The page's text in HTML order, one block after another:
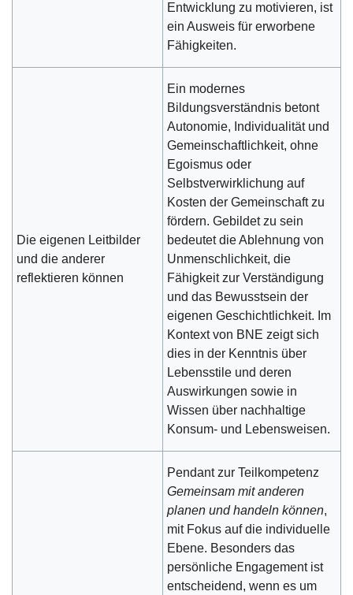
Entwicklung zu motivieren, ist
ein Ausweis für erworbene
Fähigkeiten.
Die eigenen Leitbilder
und die anderer
reflektieren können
Ein modernes
Bildungsverständnis betont
Autonomie, Individualität und
Gemeinschaftlichkeit, ohne
Egoismus oder
Selbstverwirklichung auf
Kosten der Gemeinschaft zu
fördern. Gebildet zu sein
bedeutet die Ablehnung von
Unmenschlichkeit, die
Fähigkeit zur Verständigung
und das Bewusstsein der
eigenen Geschichtlichkeit. Im
Kontext von BNE zeigt sich
dies in der Kenntnis über
Lebensstile und deren
Auswirkungen sowie in
Wissen über nachhaltige
Konsum- und Lebensweisen.
Pendant zur Teilkompetenz
Gemeinsam mit anderen
planen und handeln können,
mit Fokus auf die individuelle
Ebene. Besonders das
persönliche Engagement ist
entscheidend, wenn es um